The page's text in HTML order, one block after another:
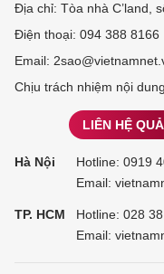
Địa chỉ: Tòa nhà C’land,
Điện thoại: 094 388 8166
Email:
Chịu trách nhiệm nội
LIÊN HỆ
Hà Nội Hotline: 0919
Email:
TP. HCM Hotline: 028
Email: